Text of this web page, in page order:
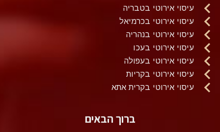
עיסוי אירוטי בטבריה
עיסוי אירוטי בכרמיאל
עיסוי אירוטי בנהריה
עיסוי אירוטי בעכו
עיסוי אירוטי בעפולה
עיסוי אירוטי בקריות
עיסוי אירוטי בקרית אתא
ברוך הבאים